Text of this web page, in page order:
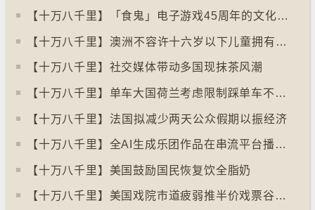
【十万八千里】「食鬼」电子游戏45周年的文化现象
【十万八千里】⁠澳洲不容许十六岁以下儿童拥有YOUTUBE帐户
【十万八千里】社交媒体带动多国现抹茶风潮
【十万八千里】单车大国荷兰考虑限制踩单车不高于时速廿五公里
【十万八千里】⁠法国拟减少两天公众假期以振经济
【十万八千里】全AI生成乐团作品在串流平台播放率累积过百万
【十万八千里】美国鼓励国民恢复饮全脂奶
【十万八千里】美国戏院市道疲弱推半价戏票谷生意